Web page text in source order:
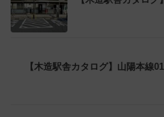
【木造駅舎カタログ】山陽本線